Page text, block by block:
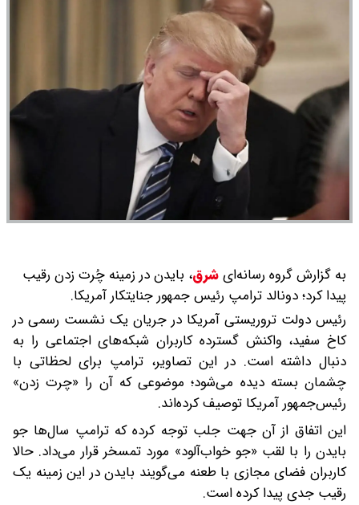
به گزارش گروه رسانه‌ایشرق، بایدن در زمینه چُرت زدن رقیب
پیدا کرد؛ دونالد ترامپ رئیس جمهور جنایتکار آمریکا.
رئیس دولت تروریستی آمریکا در جریان یک نشست رسمی در
کاخ سفید، واکنش گسترده کاربران شبکه‌های اجتماعی را به
دنبال داشته است. در این تصاویر، ترامپ برای لحظاتی با
چشمان بسته دیده می‌شود؛ موضوعی که آن را «چرت زدن»
رئیس‌جمهور آمریکا توصیف کرده‌اند.
این اتفاق از آن جهت جلب توجه کرده که ترامپ سال‌ها جو
بایدن را با لقب «جو خواب‌آلود» مورد تمسخر قرار می‌داد. حالا
کاربران فضای مجازی با طعنه می‌گویند بایدن در این زمینه یک
رقیب جدی پیدا کرده است.